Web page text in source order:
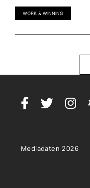
WORK & WINNING
Mediadaten 2026